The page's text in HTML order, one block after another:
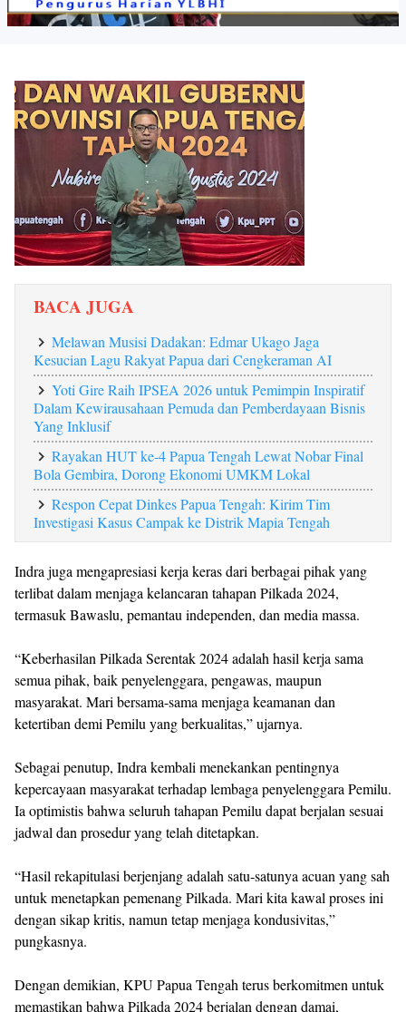
BACA JUGA
Melawan Musisi Dadakan: Edmar Ukago Jaga
Kesucian Lagu Rakyat Papua dari Cengkeraman AI
Yoti Gire Raih IPSEA 2026 untuk Pemimpin Inspiratif
Dalam Kewirausahaan Pemuda dan Pemberdayaan Bisnis
Yang Inklusif
Rayakan HUT ke-4 Papua Tengah Lewat Nobar Final
Bola Gembira, Dorong Ekonomi UMKM Lokal
Respon Cepat Dinkes Papua Tengah: Kirim Tim
Investigasi Kasus Campak ke Distrik Mapia Tengah
Indra juga mengapresiasi kerja keras dari berbagai pihak yang
terlibat dalam menjaga kelancaran tahapan Pilkada 2024,
termasuk Bawaslu, pemantau independen, dan media massa.
semua pihak, baik penyelenggara, pengawas, maupun
masyarakat. Mari bersama-sama menjaga keamanan dan
ketertiban demi Pemilu yang berkualitas,” ujarnya.
kepercayaan masyarakat terhadap lembaga penyelenggara Pemilu.
Ia optimistis bahwa seluruh tahapan Pemilu dapat berjalan sesuai
jadwal dan prosedur yang telah ditetapkan.
untuk menetapkan pemenang Pilkada. Mari kita kawal proses ini
dengan sikap kritis, namun tetap menjaga kondusivitas,”